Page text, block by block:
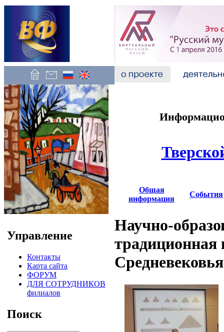
Управление
Контакты
Карта сайта
ФОРУМ
ДЛЯ СОТРУДНИКОВ
филиалов
Поиск
Общая
информация
События
Научно-
традиционная